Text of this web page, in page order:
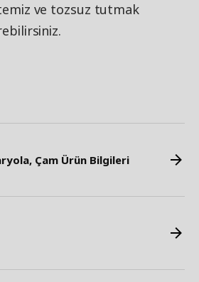
temiz ve tozsuz tutmak
Çam Ürün Bilgileri